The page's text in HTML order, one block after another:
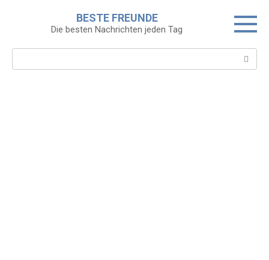
BESTE FREUNDE
Die besten Nachrichten jeden Tag
Search: